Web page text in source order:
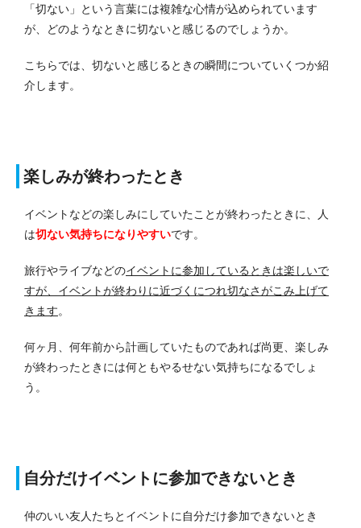
「切ない」という言葉には複雑な心情が込められています
が、どのようなときに切ないと感じるのでしょうか。
こちらでは、切ないと感じるときの瞬間についていくつか紹
介します。
楽しみが終わったとき
イベントなどの楽しみにしていたことが終わったときに、人
は切ない気持ちになりやすいです。
旅行やライブなどのイベントに参加しているときは楽しいで
すが、イベントが終わりに近づくにつれ切なさがこみ上げて
きます。
何ヶ月、何年前から計画していたものであれば尚更、楽しみ
が終わったときには何ともやるせない気持ちになるでしょ
う。
自分だけイベントに参加できないとき
仲のいい友人たちとイベントに自分だけ参加できないとき